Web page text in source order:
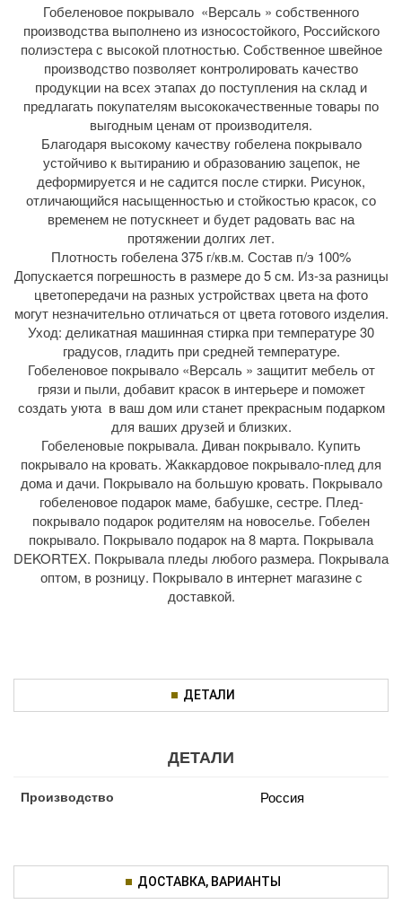
Гобеленовое покрывало «Версаль » собственного
производства выполнено из износостойкого, Российского
полиэстера с высокой плотностью. Собственное швейное
производство позволяет контролировать качество
продукции на всех этапах до поступления на склад и
предлагать покупателям высококачественные товары по
выгодным ценам от производителя.
Благодаря высокому качеству гобелена покрывало
устойчиво к вытиранию и образованию зацепок, не
деформируется и не садится после стирки. Рисунок,
отличающийся насыщенностью и стойкостью красок, со
временем не потускнеет и будет радовать вас на
протяжении долгих лет.
Плотность гобелена 375 г/кв.м. Состав п/э 100%
Допускается погрешность в размере до 5 см. Из-за разницы
цветопередачи на разных устройствах цвета на фото
могут незначительно отличаться от цвета готового изделия.
Уход: деликатная машинная стирка при температуре 30
градусов, гладить при средней температуре.
Гобеленовое покрывало «Версаль » защитит мебель от
грязи и пыли, добавит красок в интерьере и поможет
создать уюта в ваш дом или станет прекрасным подарком
для ваших друзей и близких.
Гобеленовые покрывала. Диван покрывало. Купить
покрывало на кровать. Жаккардовое покрывало-плед для
дома и дачи. Покрывало на большую кровать. Покрывало
гобеленовое подарок маме, бабушке, сестре. Плед-
покрывало подарок родителям на новоселье. Гобелен
покрывало. Покрывало подарок на 8 марта. Покрывала
DEKORTEX. Покрывала пледы любого размера. Покрывала
оптом, в розницу. Покрывало в интернет магазине с
доставкой.
ДЕТАЛИ
ДЕТАЛИ
Производство Россия
ДОСТАВКА, ВАРИАНТЫ